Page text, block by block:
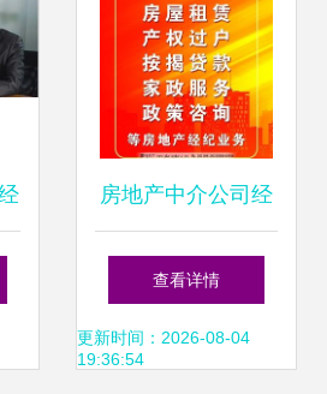
房地产中介公司经
营范围灯箱图片 专
业经纪服务的视觉
查看详情
更新时间：2026-08-04
19:36:54